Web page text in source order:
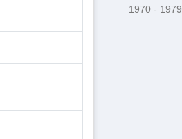
1970 - 1979